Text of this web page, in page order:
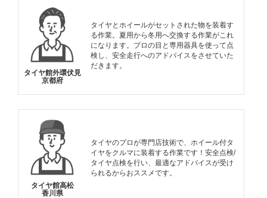
タイヤ館外環伏見
京都府
タイヤとホイールがセットされた物を装着す
る作業。夏用から冬用へ交換する作業がこれ
になります。プロの目と専用器具を使って点
検し、安全走行へのアドバイスをさせていた
だきます。
タイヤ館高松
香川県
タイヤのプロが専門店技術で、ホイール付タ
イヤをクルマに装着する作業です！安全点検/
タイヤ点検を行い、最適なアドバイスが受け
られるからおススメです。